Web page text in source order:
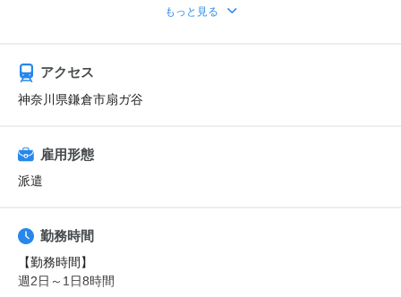
月収例：時給2700円、1日8h、22日勤務=47万5200円
もっと見る
アクセス
神奈川県鎌倉市扇ガ谷
雇用形態
派遣
勤務時間
【勤務時間】
週2日～1日8時間